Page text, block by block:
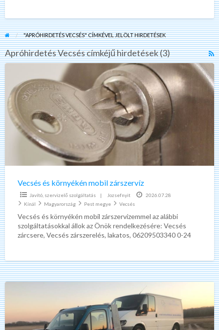
"APRÓHIRDETÉS VECSÉS" CÍMKÉVEL JELÖLT HIRDETÉSEK
Apróhirdetés Vecsés címkéjű hirdetések (3)
Vecsés
és
környékén
mobil
zárszervíz
Vecsés és környékén mobil zárszervíz
Javító, szervizelő szolgáltatás | Jozsefnyit
2026.07.28
Kínál
Magyarország Pest megye Vecsés
Vecsés és környékén mobil zárszervízemmel az alábbi
szolgáltatásokkal állok az Önök rendelkezésére: Vecsés
zárcsere, Vecsés zárszerelés, lakatos, 06209503340 0-24
Autómentésre
van
szükséged
Liszt